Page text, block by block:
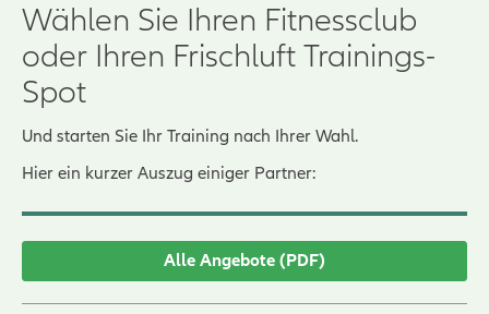
Wählen Sie Ihren Fitnessclub
oder Ihren Frischluft Trainings-
Spot
Und starten Sie Ihr Training nach Ihrer Wahl.
Hier ein kurzer Auszug einiger Partner:
Alle Angebote (PDF)